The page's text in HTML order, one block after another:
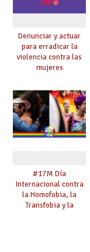
Denunciar y actuar
para erradicar la
violencia contra las
mujeres
#17M Día
Internacional contra
la Homofobia, la
Transfobia y la